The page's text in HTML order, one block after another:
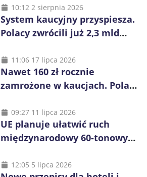
10:12 2 sierpnia 2026
System kaucyjny przyspiesza.
Polacy zwrócili już 2,3 mld
11:06 17 lipca 2026
Nawet 160 zł rocznie
zamrożone w kaucjach. Polacy
vouchery
09:27 11 lipca 2026
UE planuje ułatwić ruch
międzynarodowy 60-tonowych
konkurencji
12:05 5 lipca 2026